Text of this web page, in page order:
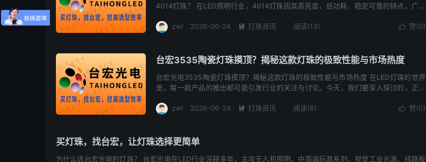
4014灯珠？ 在LED照明行业，4014灯珠因其高亮度、低功耗、稳定可靠的特点，广泛
 赞(0)
zwl 2026-06-24  灯珠资讯 阅读(13)
台宏3535陶瓷灯珠摸顶？揭秘这款灯珠的极致性能与市场热度
台宏光电3535陶瓷灯珠摸顶？揭秘这款灯珠的极致性能与市场热度 在LED灯珠的世界
里，每一款产品的推出都可能引发行业的关注与讨论。今天，我们要深入探讨的，正是
这...
 赞(0)
zwl 2026-06-24  灯珠资讯 阅读(8)
买灯珠，找台宏，让灯珠选择更简单
为什么选台宏光电的灯珠？ 台宏光电在LED行业深耕多年，主攻无人机照明、中高端玩具系列、视觉工业光源、线路板